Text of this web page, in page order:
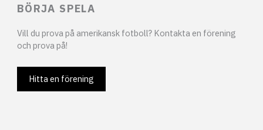
BÖRJA SPELA
Vill du prova på amerikansk fotboll? Kontakta en förening
och prova på!
Hitta en förening